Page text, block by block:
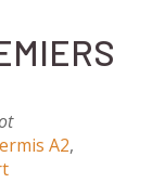
A2,